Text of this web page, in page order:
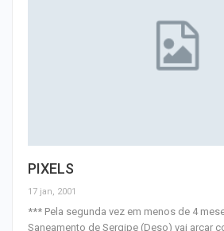
PIXELS
17 jan, 2001
*** Pela segunda vez em menos de 4
Saneamento de Sergipe (Deso) vai arcar